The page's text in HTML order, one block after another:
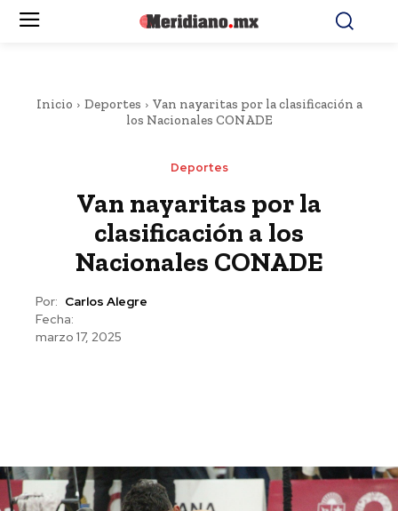
Inicio Deportes
Van nayaritas por la clasificación a
los Nacionales CONADE
Deportes
Van nayaritas por la
clasificación a los
Nacionales CONADE
Por: Carlos Alegre
Fecha:
marzo 17, 2025